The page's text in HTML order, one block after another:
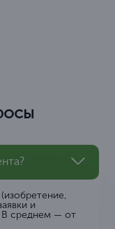
и
В среднем — от